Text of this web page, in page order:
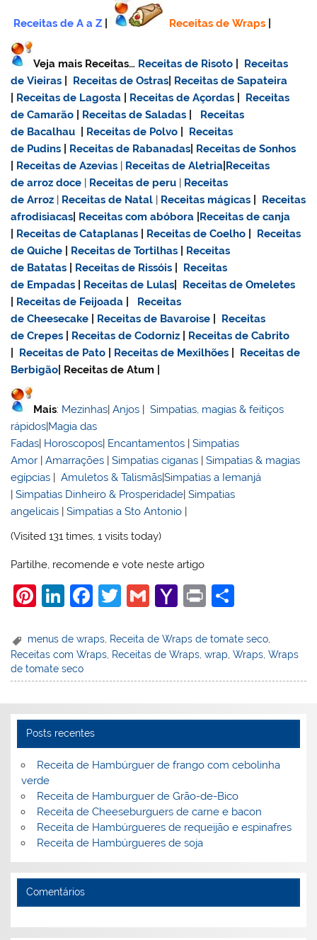
Receitas de A a Z Receitas de Wraps
Veja mais Receitas… Receitas de Risoto
Receitas
de Vieiras
Receitas de Ostras Receitas de Sapateira
Receitas de Lagosta Receitas de Açordas
Receitas
de Camarão
Receitas de Saladas
Receitas
de Bacalhau
Receitas de Polvo
Receitas
de Pudins
Receitas de Rabanadas Receitas de Sonhos
Receitas de Azevias | Receitas de Aletria Receitas
dearroz doce | Receitas de peru | Receitas
de Arroz | Receitas de Natal | Receitas mágicas
Receitas
afrodisiacas Receitas com abóbora Receitas de canja
Receitas de Cataplanas Receitas de Coelho
Receitas
de Quiche
Receitas de Tortilhas
Receitas
de Batatas
Receitas de Rissóis
Receitas
de Empadas
Receitas de Lulas
Receitas de Omeletes
Receitas de Feijoada
Receitas
de Cheesecake
Receitas de Bavaroise
Receitas
de Crepes
Receitas de Codorniz
Receitas de Cabrito
Receitas de Pato Receitas de Mexilhões
Receitas de
Berbigão | Receitas de Atum |
Mais: Mezinhas|Anjos |Simpatias, magias & feitiços
rápidos|Magia das
Fadas| Horoscopos| Encantamentos |Simpatias
Amor |Amarrações |Simpatias ciganas |Simpatias & magias
egípcias |Amuletos & Talismãs|Simpatias a Iemanjá
|Simpatias Dinheiro & Prosperidade|Simpatias
angelicais |Simpatias a Sto Antonio |
(Visited 131 times, 1 visits today)
Partilhe, recomende e vote neste artigo
Pi
er
e
st
Li
k
e
dI
F
c
e
b
o
k
T
itt
er
G
ai
l
Y
h
o
o
l
Pr
t
ar
e
menus de wraps Receita de Wraps de tomate seco
Receitas com Wraps Receitas de Wraps ,wrap ,Wraps ,Wraps
de tomate seco
Posts recentes
Receita de Hambúrguer de frango com cebolinha
verde
Receita de Hamburguer de Grão-de-Bico
Receita de Cheeseburguers de carne e bacon
Receita de Hambúrgueres de requeijão e espinafres
Receita de Hambúrgueres de soja
Comentários